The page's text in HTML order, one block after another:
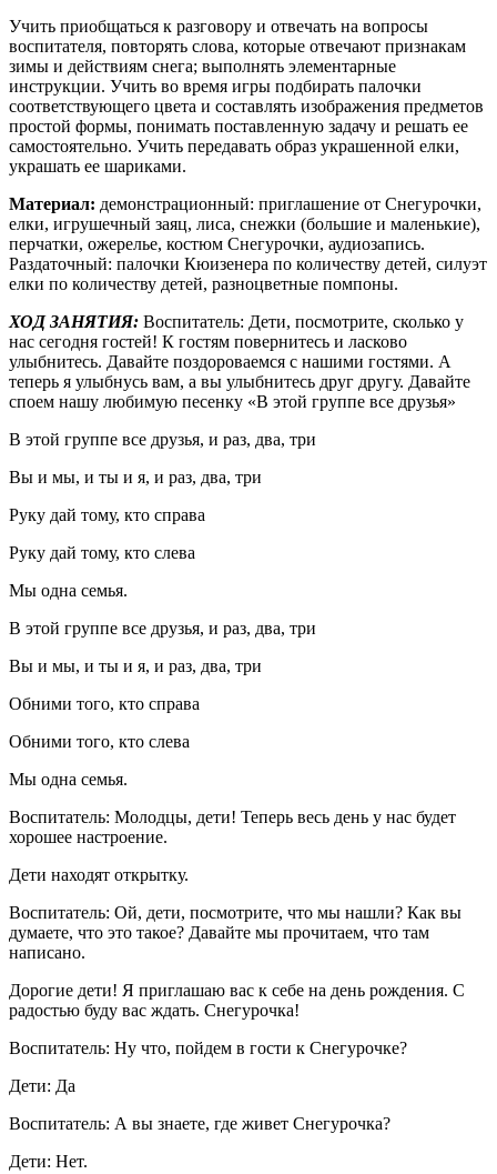
Учить приобщаться к разговору и отвечать на вопросы
воспитателя, повторять слова, которые отвечают признакам
зимы и действиям снега; выполнять элементарные
инструкции. Учить во время игры подбирать палочки
соответствующего цвета и составлять изображения предметов
простой формы, понимать поставленную задачу и решать ее
самостоятельно. Учить передавать образ украшенной елки,
украшать ее шариками.
Материал: демонстрационный: приглашение от Снегурочки,
елки, игрушечный заяц, лиса, снежки (большие и маленькие),
перчатки, ожерелье, костюм Снегурочки, аудиозапись.
Раздаточный: палочки Кюизенера по количеству детей, силуэт
елки по количеству детей, разноцветные помпоны.
ХОД ЗАНЯТИЯ: Воспитатель: Дети, посмотрите, сколько у
нас сегодня гостей! К гостям повернитесь и ласково
улыбнитесь. Давайте поздороваемся с нашими гостями. А
теперь я улыбнусь вам, а вы улыбнитесь друг другу. Давайте
споем нашу любимую песенку «В этой группе все друзья»
В этой группе все друзья, и раз, два, три
Вы и мы, и ты и я, и раз, два, три
Руку дай тому, кто справа
Руку дай тому, кто слева
Мы одна семья.
В этой группе все друзья, и раз, два, три
Вы и мы, и ты и я, и раз, два, три
Обними того, кто справа
Обними того, кто слева
Мы одна семья.
Воспитатель: Молодцы, дети! Теперь весь день у нас будет
хорошее настроение.
Дети находят открытку.
Воспитатель: Ой, дети, посмотрите, что мы нашли? Как вы
думаете, что это такое? Давайте мы прочитаем, что там
написано.
Дорогие дети! Я приглашаю вас к себе на день рождения. С
радостью буду вас ждать. Снегурочка!
Воспитатель: Ну что, пойдем в гости к Снегурочке?
Дети: Да
Воспитатель: А вы знаете, где живет Снегурочка?
Дети: Нет.